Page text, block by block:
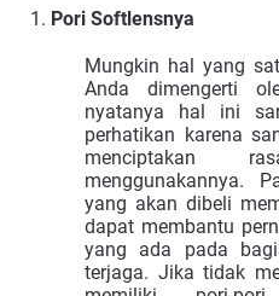
Pori Softlensnya
Mungkin hal yang
Anda dimengerti
nyatanya hal ini
perhatikan karena
menciptakan
menggunakannya.
yang akan dibeli
dapat membantu
yang ada pada
terjaga. Jika tidak